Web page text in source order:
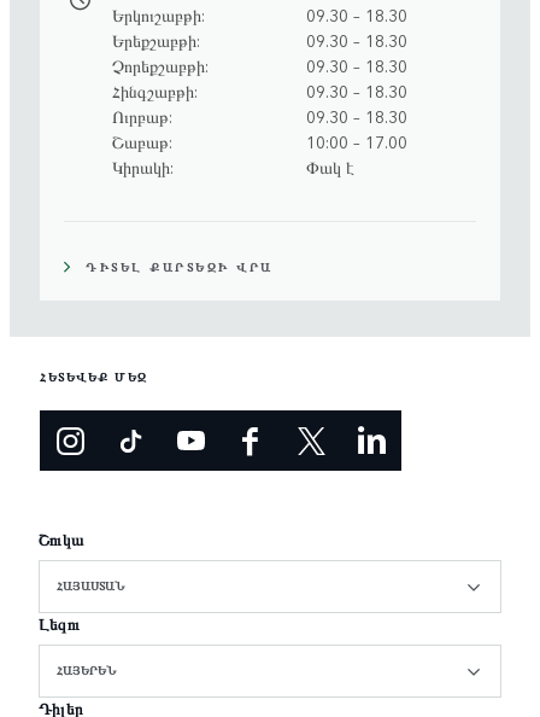
Երկուշաբթի
09.30 – 18.30
Երեքշաբթի
09.30 – 18.30
Չորեքշաբթի
09.30 – 18.30
Հինգշաբթի
09.30 – 18.30
Ուրբաթ
09.30 – 18.30
Շաբաթ
10:00 – 17.00
Կիրակի
Փակ է
ԴԻՏԵԼ ՔԱՐՏԵԶԻ ՎՐԱ
ՀԵՏԵՎԵՔ ՄԵԶ
Շուկա
ՀԱՅԱՍՏԱՆ
Լեզու
ՀԱՅԵՐԵՆ
Դիլեր